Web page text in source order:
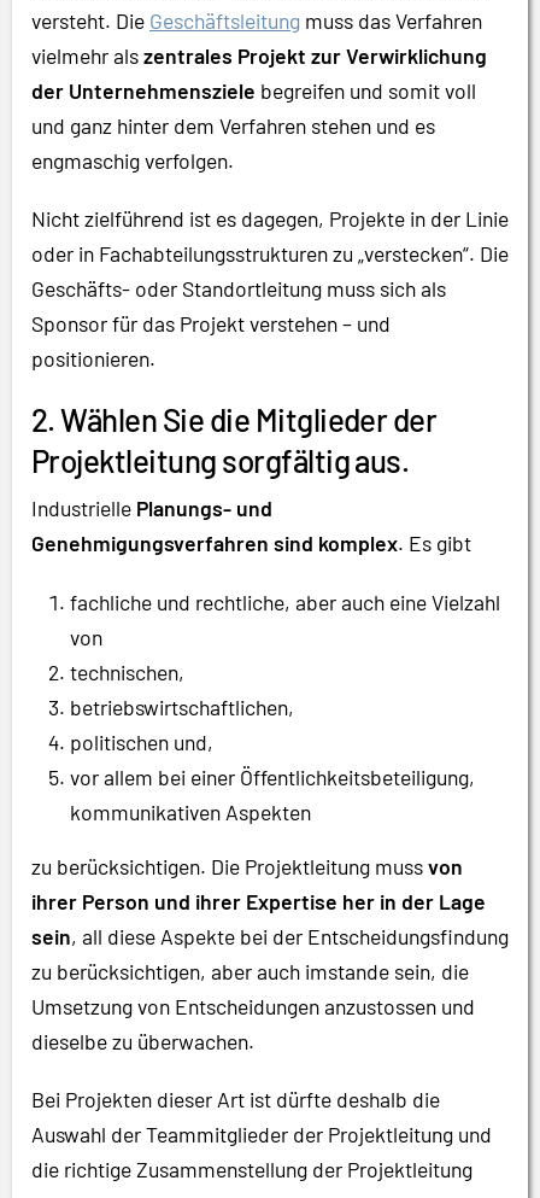
versteht. Die Geschäftsleitung muss das Verfahren
vielmehr alszentrales Projekt zur Verwirklichung
der Unternehmensziele begreifen und somit voll
und ganz hinter dem Verfahren stehen und es
engmaschig verfolgen.
Nicht zielführend ist es dagegen, Projekte in der Linie
oder in Fachabteilungsstrukturen zu „verstecken“. Die
Geschäfts- oder Standortleitung muss sich als
Sponsor für das Projekt verstehen – und
positionieren.
2. Wählen Sie die Mitglieder der
Projektleitung sorgfältig aus.
Industrielle Planungs- und
Genehmigungsverfahren sind komplex. Es gibt
fachliche und rechtliche, aber auch eine Vielzahl
von
technischen,
betriebswirtschaftlichen,
politischen und,
vor allem bei einer Öffentlichkeitsbeteiligung,
kommunikativen Aspekten
zu berücksichtigen. Die Projektleitung mussvon
ihrer Person und ihrer Expertise her in der Lage
sein, all diese Aspekte bei der Entscheidungsfindung
zu berücksichtigen, aber auch imstande sein, die
Umsetzung von Entscheidungen anzustossen und
dieselbe zu überwachen.
Bei Projekten dieser Art ist dürfte deshalb die
Auswahl der Teammitglieder der Projektleitung und
die richtige Zusammenstellung der Projektleitung